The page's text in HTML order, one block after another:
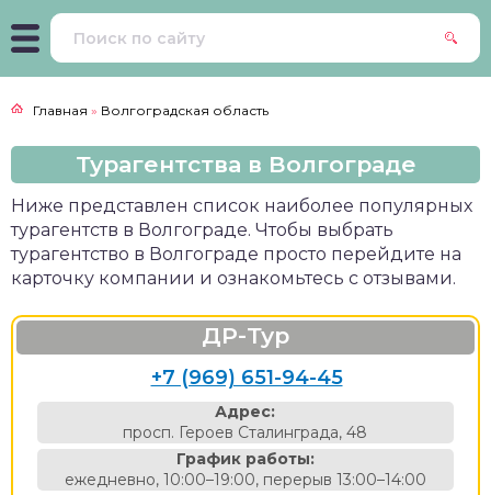
Главная » Волгоградская область
Турагентства в Волгограде
Ниже представлен список наиболее популярных
турагентств в Волгограде. Чтобы выбрать
турагентство в Волгограде просто перейдите на
карточку компании и ознакомьтесь с отзывами.
ДР-Тур
+7 (969) 651-94-45
Адрес:
просп. Героев Сталинграда, 48
График работы:
ежедневно, 10:00–19:00, перерыв 13:00–14:00